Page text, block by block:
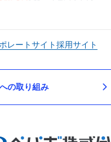
レートサイト採用サイト
の取り組み